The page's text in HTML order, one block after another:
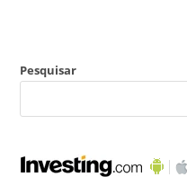
Pesquisar